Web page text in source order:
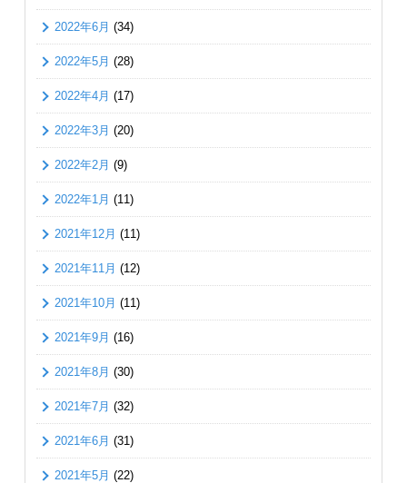
2022年6月 (34)
2022年5月 (28)
2022年4月 (17)
2022年3月 (20)
2022年2月 (9)
2022年1月 (11)
2021年12月 (11)
2021年11月 (12)
2021年10月 (11)
2021年9月 (16)
2021年8月 (30)
2021年7月 (32)
2021年6月 (31)
2021年5月 (22)